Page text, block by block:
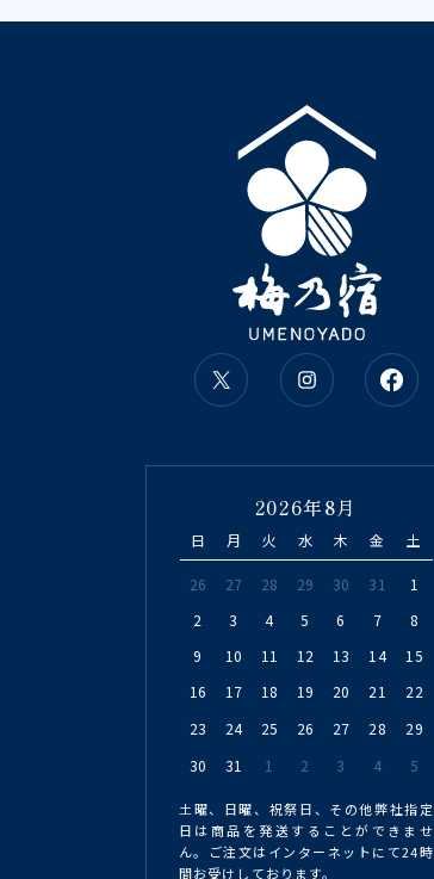
2026年8月
日 月 火 水 木 金 土
26 27 28 29 30 31
1
2
3 4 5 6 7
8
9
10 11 12 13 14
15
16
17 18 19 20 21
22
23
24 25 26 27 28
29
30
31 1 2 3 4 5
土曜、日曜、祝祭日、その他弊社指定
日は商品を発送することができませ
ん。ご注文はインターネットにて24時
間お受けしております。